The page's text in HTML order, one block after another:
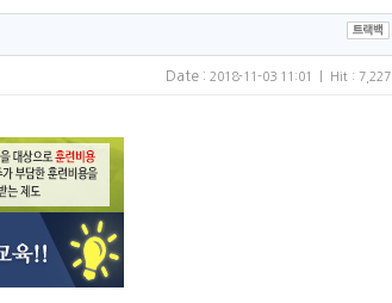
Date : 2018-11-03 11:01 | Hit : 7,227